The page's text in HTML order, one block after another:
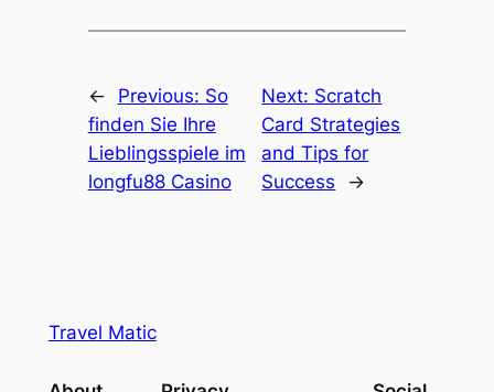
← Previous: So
finden Sie Ihre
Lieblingsspiele im
longfu88 Casino
Next: Scratch
Card Strategies
and Tips for
Success
→
Travel Matic